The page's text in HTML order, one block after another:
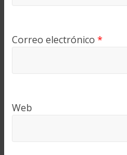
Correo electrónico *
Web